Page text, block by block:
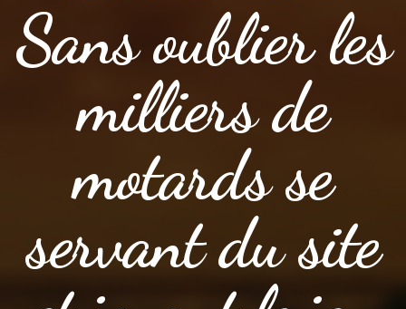
Sans oublier les
milliers de
motards se
servant du site